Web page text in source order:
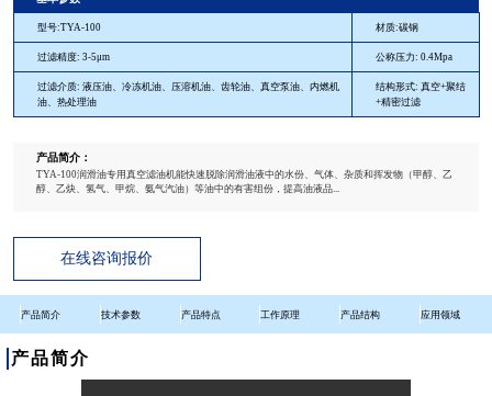
型号:TYA-100 材质:碳钢
过滤精度: 3-5μm 公称压力: 0.4Mpa
过滤介质: 液压油、冷冻机油、压溶机油、齿轮油、真空泵油、内燃机
油、热处理油
结构形式: 真空+聚结
+精密过滤
产品简介：
TYA-100润滑油专用真空滤油机能快速脱除润滑油液中的水份、气体、杂质和挥发物（甲醇、乙
醇、乙炔、氢气、甲烷、氨气汽油）等油中的有害组份，提高油液品...
在线咨询报价
产品简介 技术参数 产品特点 工作原理 产品结构 应用领域
产品简介